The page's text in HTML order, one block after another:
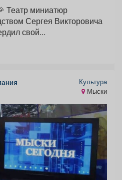
Сергея Викторовича
свой...
Культура
Мыски